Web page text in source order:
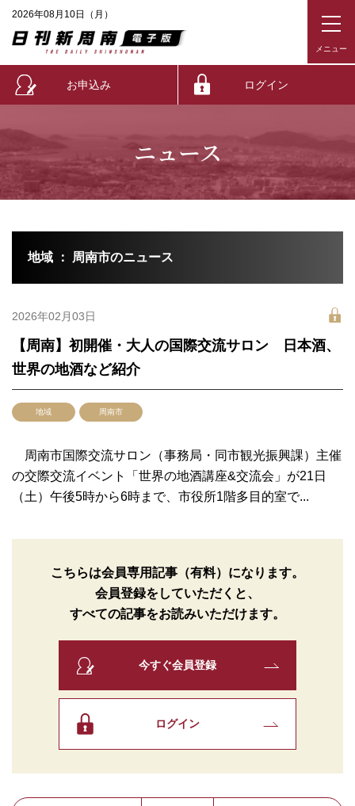
2026年08月10日（月）
お申込み ログイン
ニュース
地域 ： 周南市のニュース
2026年02月03日
【周南】初開催・大人の国際交流サロン 日本酒、
世界の地酒など紹介
地域 周南市
周南市国際交流サロン（事務局・同市観光振興課）主催
の交際交流イベント「世界の地酒講座&交流会」が21日
（土）午後5時から6時まで、市役所1階多目的室で...
こちらは会員専用記事（有料）になります。
会員登録をしていただくと、
すべての記事をお読みいただけます。
今すぐ会員登録
ログイン